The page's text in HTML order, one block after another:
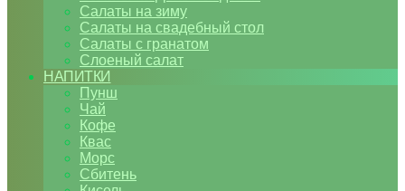
Салаты на зиму
Салаты на свадебный стол
Салаты с гранатом
Слоеный салат
НАПИТКИ
Пунш
Чай
Кофе
Квас
Морс
Сбитень